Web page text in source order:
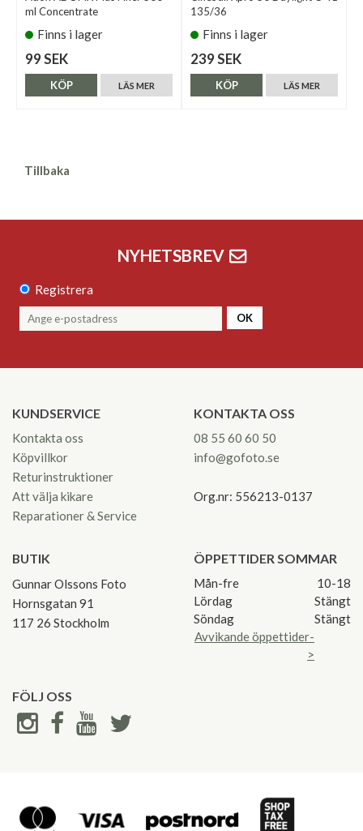
ml Concentrate
Finns i lager
99 SEK
LÄS MER
KÖP
135/36
Finns i lager
239 SEK
LÄS MER
KÖP
Tillbaka
NYHETSBREV
Registrera
OK
KUNDSERVICE
Kontakta oss
Köpvillkor
Returinstruktioner
Att välja kikare
Reparationer & Service
KONTAKTA OSS
08 55 60 60 50
info@gofoto.se
Org.nr: 556213-0137
BUTIK
Gunnar Olssons Foto
Hornsgatan 91
117 26 Stockholm
ÖPPETTIDER SOMMAR
Mån-fre
10-18
Lördag
Stängt
Söndag
Stängt
Avvikande öppettider-
>
FÖLJ OSS